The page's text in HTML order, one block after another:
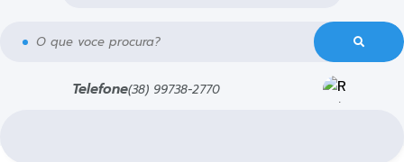
O que voce procura?
Telefone(38) 99738-2770